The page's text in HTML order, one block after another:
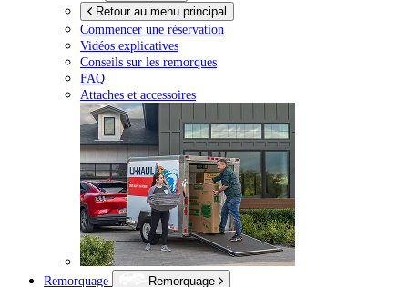
Retour au menu principal
Commencer une réservation
Vidéos explicatives
Conseils sur les remorques
FAQ
Attaches et accessoires
Remorquage
Remorquage